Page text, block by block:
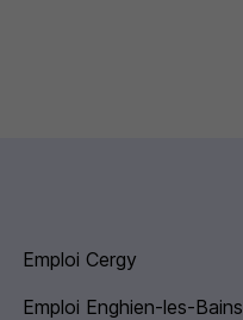
Emploi Cergy
Emploi Enghien-les-Bains